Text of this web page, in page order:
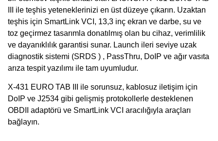
III ile teşhis yeteneklerinizi en üst düzeye çıkarın. Uzaktan
teşhis için SmartLink VCI, 13,3 inç ekran ve darbe, su ve
toz geçirmez tasarımla donatılmış olan bu cihaz, verimlilik
ve dayanıklılık garantisi sunar. Launch ileri seviye uzak
diagnostik sistemi (SRDS ) , PassThru, DoIP ve ağır vasıta
arıza tespit yazılımı ile tam uyumludur.
X-431 EURO TAB III ile sorunsuz, kablosuz iletişim için
DoIP ve J2534 gibi gelişmiş protokollerle desteklenen
OBDII adaptörü ve SmartLink VCI aracılığıyla araçları
bağlayın.